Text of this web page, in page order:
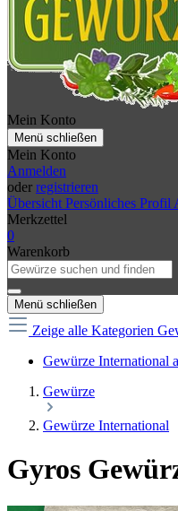
Mein Konto
Menü schließen
Mein Konto
Anmelden
oder registrieren
Übersicht Persönliches Profil
Merkzettel
0
Warenkorb
Menü schließen
Zeige alle Kategorien
Gewürze International
Gewürze
Gewürze International
Gyros